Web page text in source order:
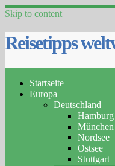
Skip to content
Reisetipps
Startseite
Europa
Deutschland
Hamburg
München
Nordsee
Ostsee
Stuttgart